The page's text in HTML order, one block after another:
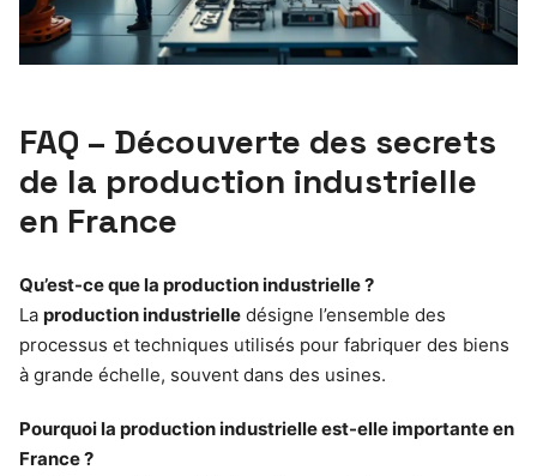
FAQ – Découverte des secrets
de la production industrielle
en France
Qu’est-ce que la production industrielle ?
La production industrielle désigne l’ensemble des
processus et techniques utilisés pour fabriquer des biens
à grande échelle, souvent dans des usines.
Pourquoi la production industrielle est-elle importante en
France ?